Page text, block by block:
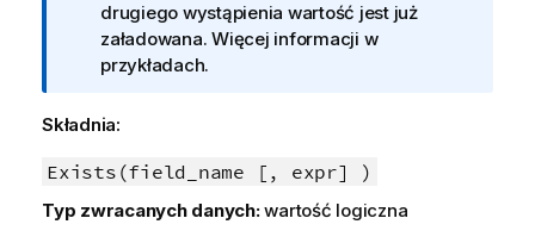
a
drugiego wystąpienia wartość jest już
załadowana. Więcej informacji w
przykładach.
Składnia:
Exists(field_name [, expr] )
Typ zwracanych danych:wartość logiczna